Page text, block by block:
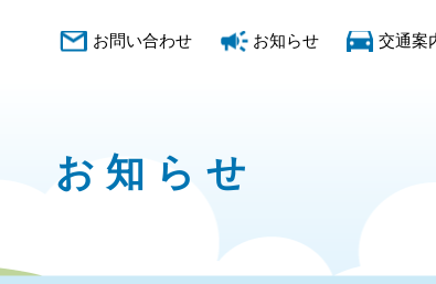
交通案
お知らせ
お問い合わせ
お知らせ